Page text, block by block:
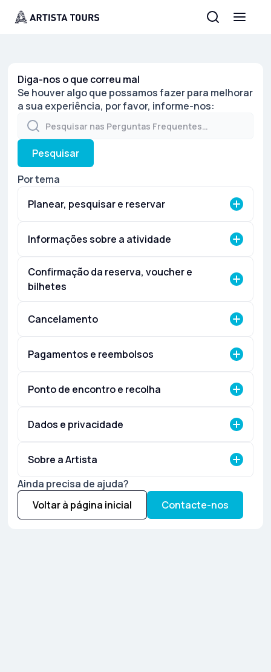
Diga-nos o que correu mal
Se houver algo que possamos fazer para melhorar
a sua experiência, por favor, informe-nos:
Pesquisar
Por tema
Planear, pesquisar e reservar
Informações sobre a atividade
Confirmação da reserva, voucher e
bilhetes
Cancelamento
Pagamentos e reembolsos
Ponto de encontro e recolha
Dados e privacidade
Sobre a Artista
Ainda precisa de ajuda?
Voltar à página inicial
Contacte-nos